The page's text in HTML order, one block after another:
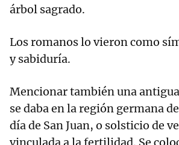
árbol sagrado.
Los romanos lo vieron como
y sabiduría.
Mencionar también una
se daba en la región germana
día de San Juan, o solsticio de